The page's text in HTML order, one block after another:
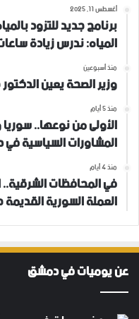
أغسطس 11, 2025
برنامج جديد للتزود
المياه: ندرس زيادة
منذ أسبوعين
وزير الصحة يعين
منذ 5 أيام
الأولى من نوعها..
المشاورات السياسية
منذ 4 أيام
في المحافظات
العملة السورية القديمة حتى
عن يوميات في دمشق